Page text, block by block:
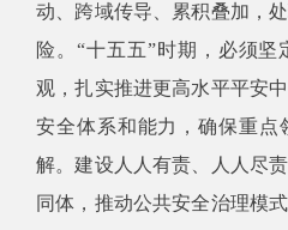
动、跨域传导、累积叠加，
险。“十五五”时期，必须
观，扎实推进更高水平平安
安全体系和能力，确保重点
解。建设人人有责、人人尽
同体，推动公共安全治理模